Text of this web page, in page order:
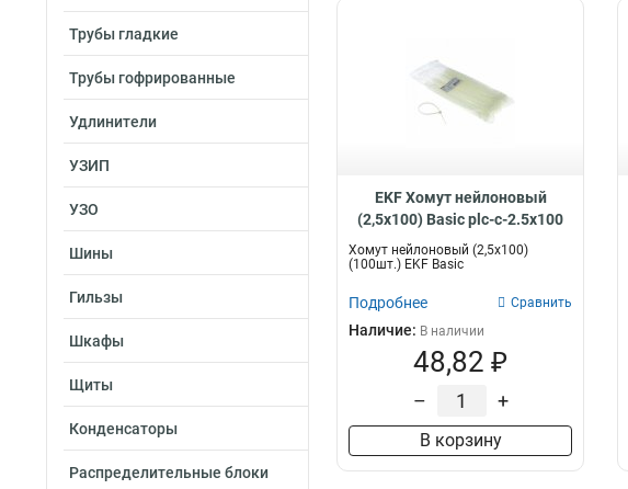
Трубы гладкие
Трубы гофрированные
Удлинители
УЗИП
УЗО
Шины
Гильзы
Шкафы
Щиты
Конденсаторы
Распределительные блоки
EKF Хомут нейлоновый
(2,5х100) Basic plc-c-2.5x100
Хомут нейлоновый (2,5х100)
(100шт.) EKF Basic
Подробнее Сравнить
Наличие: В наличии
48,82 ₽
– +
В корзину